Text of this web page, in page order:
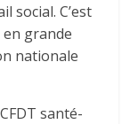
social. C’est
grande
nationale
santé-